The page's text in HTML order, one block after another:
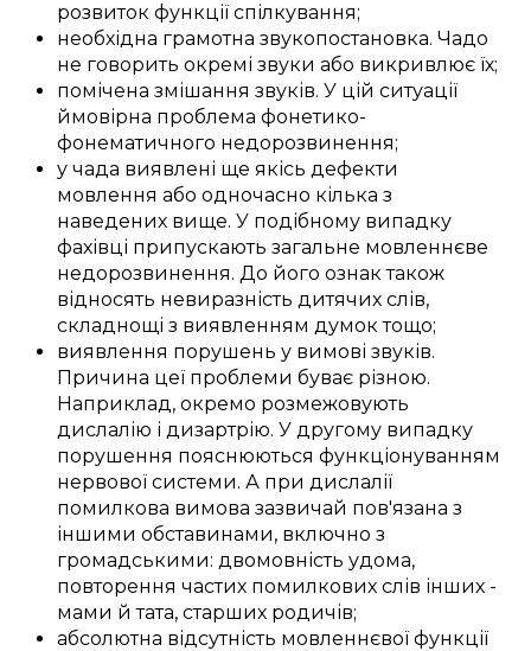
розвиток функції спілкування;
необхідна грамотна звукопостановка. Чадо
не говорить окремі звуки або викривлює їх;
помічена змішання звуків. У цій ситуації
ймовірна проблема фонетико-
фонематичного недорозвинення;
у чада виявлені ще якісь дефекти
мовлення або одночасно кілька з
наведених вище. У подібному випадку
фахівці припускають загальне мовленнєве
недорозвинення. До його ознак також
відносять невиразність дитячих слів,
складнощі з виявленням думок тощо;
виявлення порушень у вимові звуків.
Причина цеї проблеми буває різною.
Наприклад, окремо розмежовують
дислалію і дизартрію. У другому випадку
порушення пояснюються функціонуванням
нервової системи. А при дислалії
помилкова вимова зазвичай пов'язана з
іншими обставинами, включно з
громадськими: двомовність удома,
повторення частих помилкових слів інших -
мами й тата, старших родичів;
абсолютна відсутність мовленнєвої функції